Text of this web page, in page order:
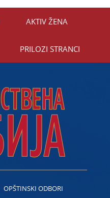
AKTIV ŽENA
PRILOZI STRANCI
OPŠTINSKI ODBORI